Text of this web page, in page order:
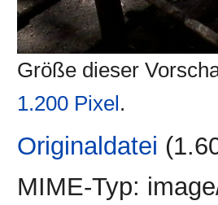
Größe dieser
1.200 Pixel.
Originaldatei
MIME-Typ: